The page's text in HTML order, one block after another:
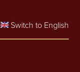
Switch to English